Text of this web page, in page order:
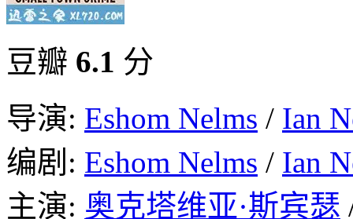
豆瓣 6.1 分
导演: Eshom Nelms / Ian
编剧: Eshom Nelms / Ian
主演: 奥克塔维亚·斯宾瑟